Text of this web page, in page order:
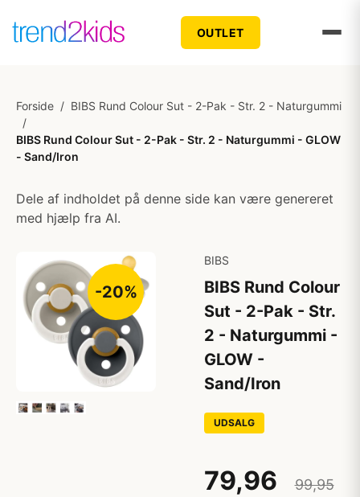
OUTLET
Forside / BIBS Rund Colour Sut - 2-Pak - Str. 2 - Naturgummi
/
BIBS Rund Colour Sut - 2-Pak - Str. 2 - Naturgummi - GLOW
- Sand/Iron
Dele af indholdet på denne side kan være genereret
med hjælp fra AI.
-20%
BIBS
BIBS Rund Colour
Sut - 2-Pak - Str.
2 - Naturgummi -
GLOW -
Sand/Iron
UDSALG
79,96
99,95